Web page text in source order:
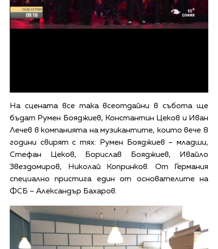
На сцената все така всеотдайни в събота ще
бъдат Румен Бояджиев, Константин Цеков и Иван
Лечев в компанията на музикантите, които вече 8
години свирят с тях: Румен Бояджиев – младши,
Стефан Цеков, Борислав Бояджиев, Ивайло
Звездомиров, Николай Копринков. От Германия
специално пристига един от основателите на
ФСБ – Александър Бахаров.